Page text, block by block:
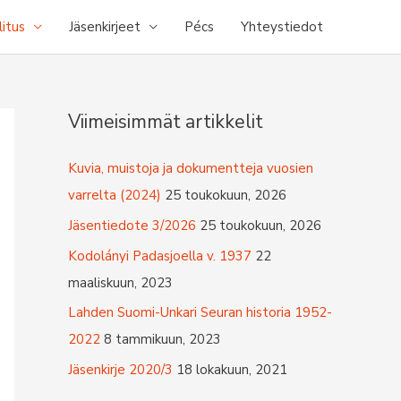
Jäsenkirjeet Pécs Yhteystiedot
Viimeisimmät artikkelit
Kuvia, muistoja ja dokumentteja vuosien
varrelta (2024) 25 toukokuun, 2026
Jäsentiedote 3/2026 25 toukokuun, 2026
Kodolányi Padasjoella v. 1937 22
maaliskuun, 2023
Lahden Suomi-Unkari Seuran historia 1952-
2022 8 tammikuun, 2023
Jäsenkirje 2020/3 18 lokakuun, 2021